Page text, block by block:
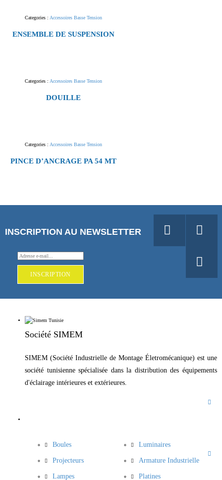
Categories : Accessoires Basse Tension
ENSEMBLE DE SUSPENSION
Categories : Accessoires Basse Tension
DOUILLE
Categories : Accessoires Basse Tension
PINCE D’ANCRAGE PA 54 MT
INSCRIPTION AU NEWSLETTER
Société SIMEM
SIMEM (Société Industrielle de Montage Életromécanique) est une
société tunisienne spécialisée dans la distribution des équipements
d'éclairage intérieures et extérieures.
Boules Luminaires
Projecteurs Armature Industrielle
Lampes Platines